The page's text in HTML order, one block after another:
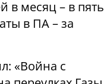
в месяц – в пять
в ПА – за
«Война с